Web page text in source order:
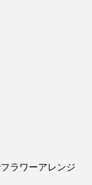
ラワーアレンジ